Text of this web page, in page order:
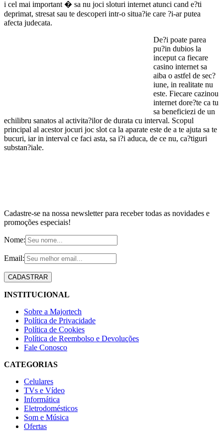
i cel mai important � sa nu joci sloturi internet atunci cand e?ti
deprimat, stresat sau te descoperi intr-o situa?ie care ?i-ar putea
afecta judecata.
De?i poate parea
pu?in dubios la
inceput ca fiecare
casino internet sa
aiba o astfel de sec?
iune, in realitate nu
este. Fiecare cazinou
internet dore?te ca tu
sa beneficiezi de un
echilibru sanatos al activita?ilor de durata cu interval. Scopul
principal al acestor jocuri joc slot ca la aparate este de a te ajuta sa te
bucuri, iar in interval ce faci asta, sa i?i aduca, de ce nu, ca?tiguri
substan?iale.
Cadastre-se na nossa newsletter para receber todas as novidades e
promoções especiais!
Nome:
Email:
INSTITUCIONAL
Sobre a Majortech
Política de Privacidade
Política de Cookies
Política de Reembolso e Devoluções
Fale Conosco
CATEGORIAS
Celulares
TVs e Vídeo
Informática
Eletrodomésticos
Som e Música
Ofertas